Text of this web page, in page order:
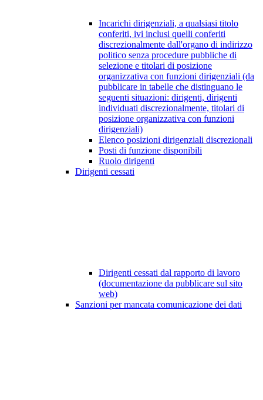
Incarichi dirigenziali, a qualsiasi titolo
conferiti, ivi inclusi quelli conferiti
discrezionalmente dall'organo di indirizzo
politico senza procedure pubbliche di
selezione e titolari di posizione
organizzativa con funzioni dirigenziali (da
pubblicare in tabelle che distinguano le
seguenti situazioni: dirigenti, dirigenti
individuati discrezionalmente, titolari di
posizione organizzativa con funzioni
dirigenziali)
Elenco posizioni dirigenziali discrezionali
Posti di funzione disponibili
Ruolo dirigenti
Dirigenti cessati
Dirigenti cessati dal rapporto di lavoro
(documentazione da pubblicare sul sito
web)
Sanzioni per mancata comunicazione dei dati